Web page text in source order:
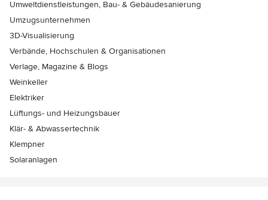
Umweltdienstleistungen, Bau- & Gebäudesanierung
Umzugsunternehmen
3D-Visualisierung
Verbände, Hochschulen & Organisationen
Verlage, Magazine & Blogs
Weinkeller
Elektriker
Lüftungs- und Heizungsbauer
Klär- & Abwassertechnik
Klempner
Solaranlagen